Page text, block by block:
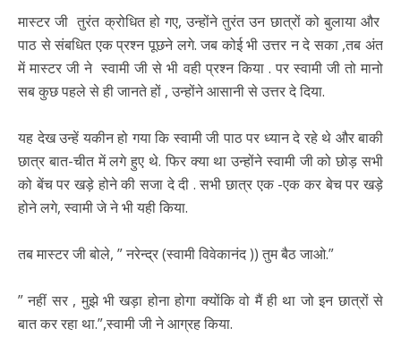
मास्टर जी तुरंत क्रोधित हो गए, उन्होंने तुरंत उन छात्रों को बुलाया और
पाठ से संबधित एक प्रश्न पूछने लगे. जब कोई भी उत्तर न दे सका ,तब अंत
में मास्टर जी ने स्वामी जी से भी वही प्रश्न किया . पर स्वामी जी तो मानो
सब कुछ पहले से ही जानते हों , उन्होंने आसानी से उत्तर दे दिया.
यह देख उन्हें यकीन हो गया कि स्वामी जी पाठ पर ध्यान दे रहे थे और बाकी
छात्र बात-चीत में लगे हुए थे. फिर क्या था उन्होंने स्वामी जी को छोड़ सभी
को बेंच पर खड़े होने की सजा दे दी . सभी छात्र एक -एक कर बेच पर खड़े
होने लगे, स्वामी जे ने भी यही किया.
तब मास्टर जी बोले, ” नरेन्द्र (स्वामी विवेकानंद )) तुम बैठ जाओ.”
” नहीं सर , मुझे भी खड़ा होना होगा क्योंकि वो मैं ही था जो इन छात्रों से
बात कर रहा था.”,स्वामी जी ने आग्रह किया.